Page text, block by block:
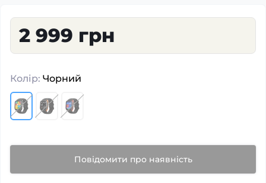
2 999 грн
Колір: Чорний
Повідомити про наявність